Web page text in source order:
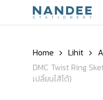
Home Lihit
DMC Twist Ring
เปลี่ยนไส้ได้)